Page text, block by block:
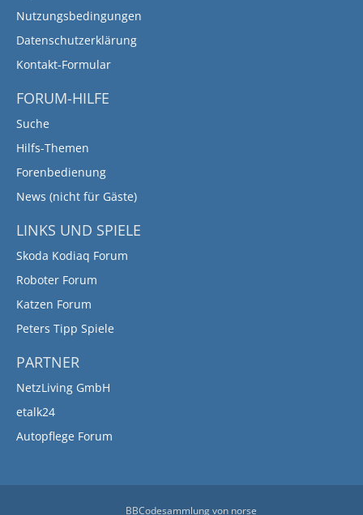
Nutzungsbedingungen
Datenschutzerklärung
Kontakt-Formular
FORUM-HILFE
Suche
Hilfs-Themen
Forenbedienung
News (nicht für Gäste)
LINKS UND SPIELE
Skoda Kodiaq Forum
Roboter Forum
Katzen Forum
Peters Tipp Spiele
PARTNER
NetzLiving GmbH
etalk24
Autopflege Forum
BBCodesammlungvon norse